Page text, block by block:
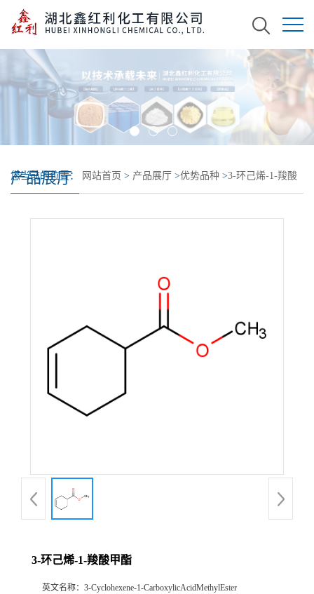
产品展厅
您当前的位置： 网站首页 > 产品展厅 >优势品种 >3-环己烯-1-羧酸
3-环己烯-1-羧酸甲酯
英文名称： 3-Cyclohexene-1-CarboxylicAcidMethylEster